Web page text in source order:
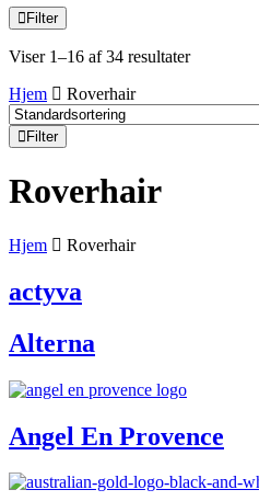
Filter
Viser 1–16 af 34 resultater
Hjem
Roverhair
Filter
Roverhair
Hjem Roverhair
actyva
Alterna
Angel En Provence